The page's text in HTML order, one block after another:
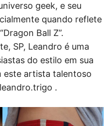
geek, e seu
quando reflete
Ball Z”.
SP, Leandro é uma
do estilo em sua
este artista talentoso
.